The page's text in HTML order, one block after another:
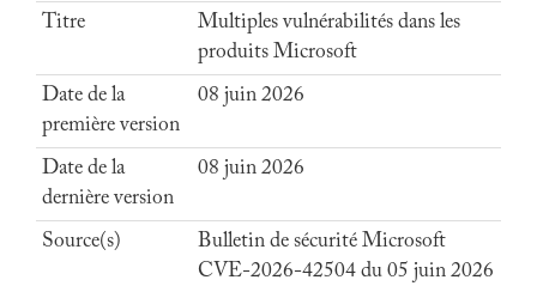
Titre
Multiples vulnérabilités dans les
produits Microsoft
Date de la
première version
08 juin 2026
Date de la
dernière version
08 juin 2026
Source(s)
Bulletin de sécurité Microsoft
CVE-2026-42504 du 05 juin 2026